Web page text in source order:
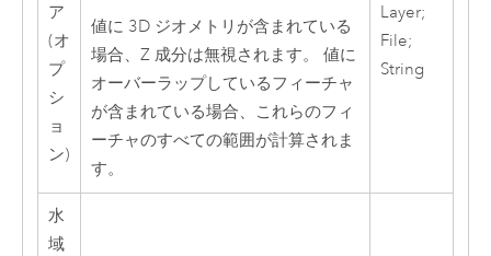
ア
(オ
プ
シ
ョ
ン)
値に 3D ジオメトリが含まれている
場合、Z 成分は無視されます。 値に
オーバーラップしているフィーチャ
が含まれている場合、これらのフィ
ーチャのすべての範囲が計算されま
す。
Layer;
File;
String
水
域